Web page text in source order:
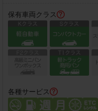
保有車両クラス
各種サービス